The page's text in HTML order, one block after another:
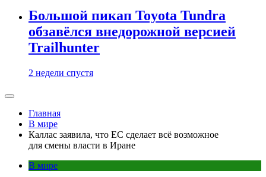
Большой пикап Toyota Tundra
обзавёлся внедорожной версией
Trailhunter
2 недели спустя
Главная
В мире
Каллас заявила, что ЕС сделает всё возможное
для смены власти в Иране
В мире